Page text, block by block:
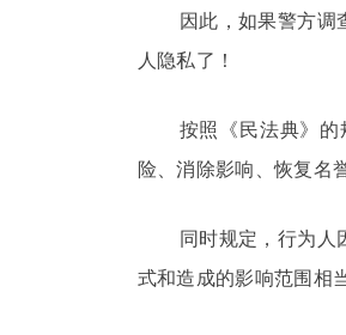
因此，如果警方调
人隐私了！
按照《民法典》
险、消除影响、恢复名
同时规定，行为人
式和造成的影响范围相